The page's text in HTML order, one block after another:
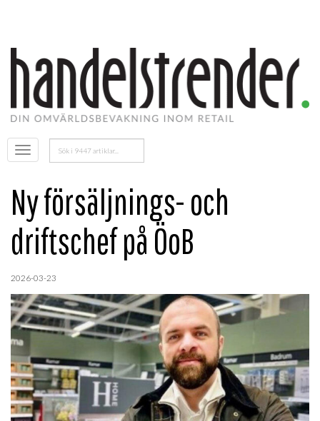
Öppna
menyn
Sök
efter:
Ny försäljnings- och
driftschef på ÖoB
2026-03-23